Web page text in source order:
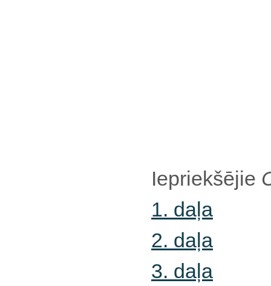
Iepriekšējie
1. daļa
2. daļa
3. daļa